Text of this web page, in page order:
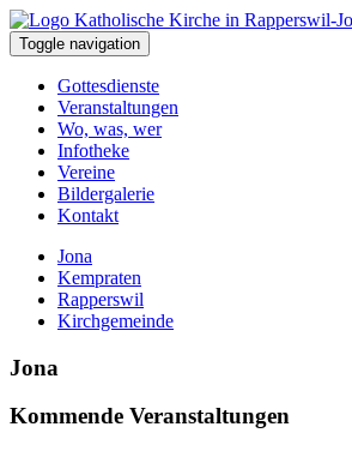
Toggle navigation
Gottesdienste
Veranstaltungen
Wo, was, wer
Infotheke
Vereine
Bildergalerie
Kontakt
Jona
Kempraten
Rapperswil
Kirchgemeinde
Jona
Kommende Veranstaltungen